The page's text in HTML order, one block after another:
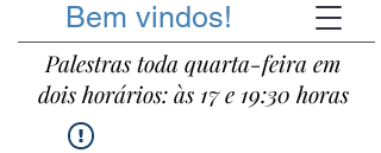
Bem vindos!
Palestras toda quarta-feira em
dois horários: às 17 e 19:30 horas